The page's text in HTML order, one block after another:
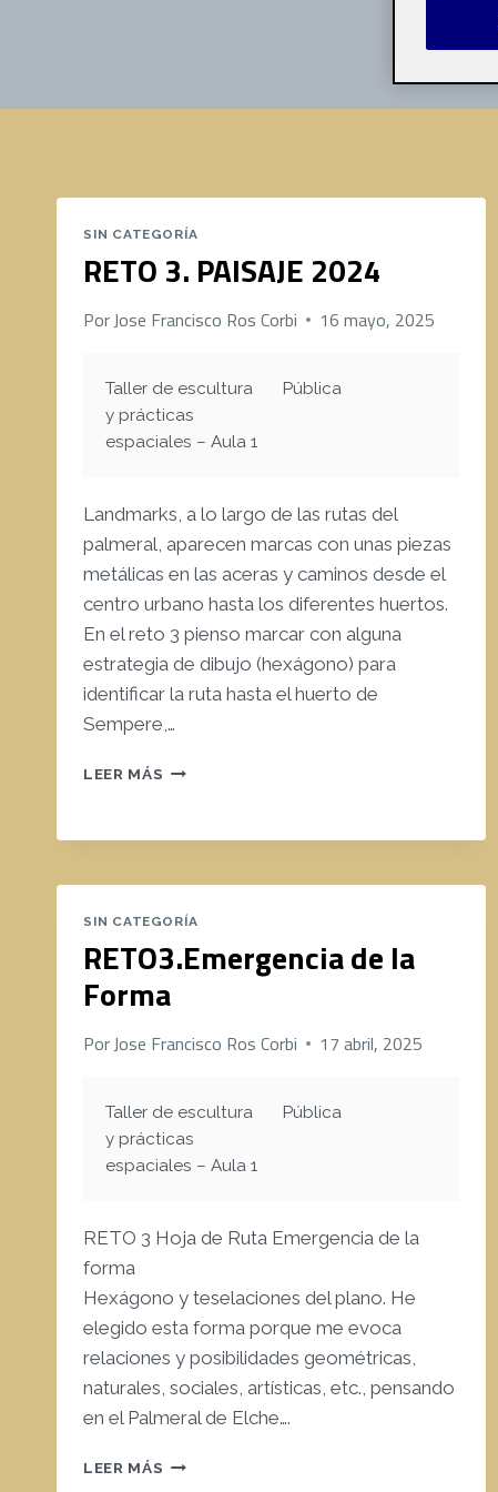
SIN CATEGORÍA
RETO 3. PAISAJE 2024
PorJose Francisco Ros Corbi 16 mayo, 2025
Taller de escultura
y prácticas
espaciales – Aula 1
Pública
Landmarks, a lo largo de las rutas del
palmeral, aparecen marcas con unas piezas
metálicas en las aceras y caminos desde el
centro urbano hasta los diferentes huertos.
En el reto 3 pienso marcar con alguna
estrategia de dibujo (hexágono) para
identificar la ruta hasta el huerto de
Sempere,…
LEER MÁS RETO
2024
SIN CATEGORÍA
RETO3.Emergencia de la
Forma
PorJose Francisco Ros Corbi 17 abril, 2025
Taller de escultura
y prácticas
espaciales – Aula 1
Pública
RETO 3 Hoja de Ruta Emergencia de la
forma
Hexágono y teselaciones del plano. He
elegido esta forma porque me evoca
relaciones y posibilidades geométricas,
naturales, sociales, artísticas, etc., pensando
en el Palmeral de Elche….
LEER MÁS RETO3.EMERGENCIA